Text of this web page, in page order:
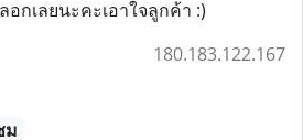
กเลยนะคะเอาใจลูกค้า :)
180.183.122.167
ม